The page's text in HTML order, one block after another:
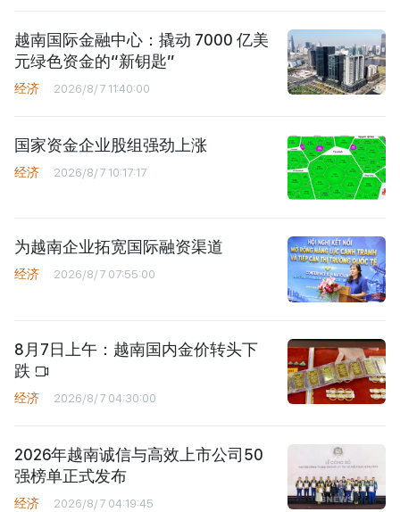
越南国际金融中心：撬动 7000 亿美
元绿色资金的“新钥匙”
经济 2026/8/7 11:40:00
国家资金企业股组强劲上涨
经济 2026/8/7 10:17:17
为越南企业拓宽国际融资渠道
经济 2026/8/7 07:55:00
8月7日上午：越南国内金价转头下
跌
经济 2026/8/7 04:30:00
2026年越南诚信与高效上市公司50
强榜单正式发布
经济 2026/8/7 04:19:45